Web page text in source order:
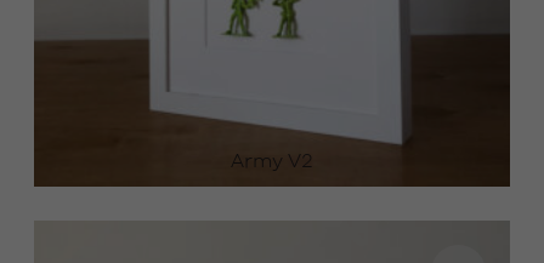
Army V2